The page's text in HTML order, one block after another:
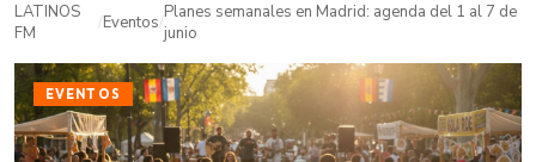
LATINOS
FM
/Eventos/Planes semanales en Madrid: agenda del 1 al 7 de
junio
EVENTOS